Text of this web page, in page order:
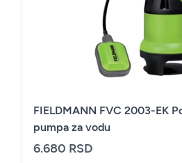
FIELDMANN FVC 2003-EK
pumpa za vodu
6.680 RSD